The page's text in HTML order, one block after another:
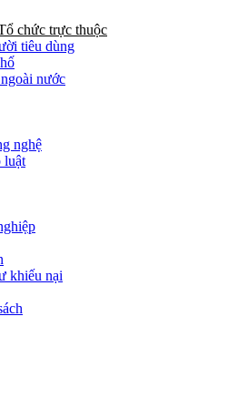
chức trực thuộc
tiêu dùng
nước
nghệ
luật
khiếu nại